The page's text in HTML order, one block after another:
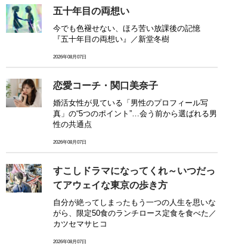
五十年目の両想い
今でも色褪せない、ほろ苦い放課後の記憶
『五十年目の両想い』／新堂冬樹
2026年08月07日
恋愛コーチ・関口美奈子
婚活女性が見ている「男性のプロフィール写
真」の“5つのポイント”…会う前から選ばれる男
性の共通点
2026年08月07日
すこしドラマになってくれ～いつだっ
てアウェイな東京の歩き方
自分が絶ってしまったもう一つの人生を思いな
がら、限定50食のランチロース定食を食べた／
カツセマサヒコ
2026年08月07日